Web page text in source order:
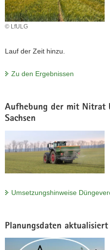
LVG Köllitsch
Zwischen Volt und
Tierhaltung
Seien Sie dabei beim
23.09.2026. Gemeinsam mit
Wirtschaft Dresden (HTWD)
ein. Jetzt anmelden!
Zum Programm
© LfULG
Lauf der Zeit hinzu.
Zu den Ergebnissen
Aufhebung der mit Nitrat
Sachsen
Umsetzungshinweise
Planungsdaten aktualisiert